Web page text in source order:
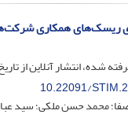
ریسک‌های همکاری
شده، انتشار آنلاین از
10.22091/
صفا؛ محمد حسن ملکی؛ سید